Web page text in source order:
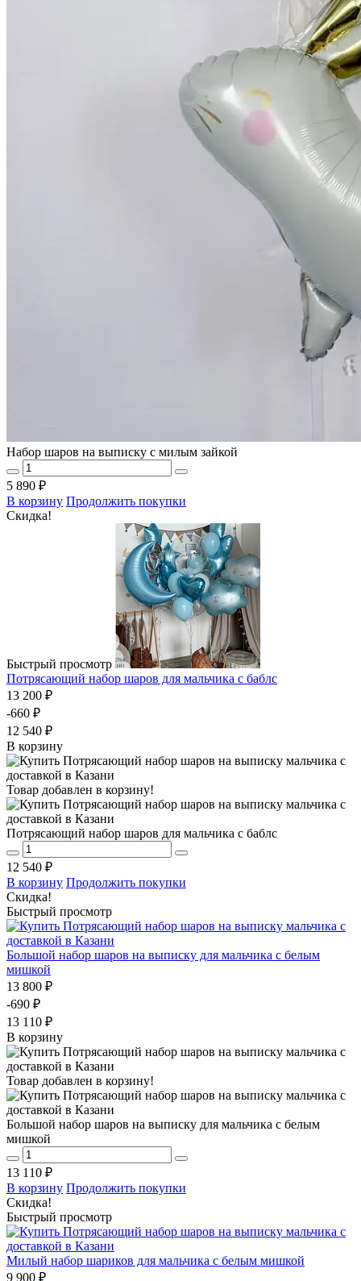
Набор шаров на выписку с милым зайкой
5 890 ₽
В корзину Продолжить покупки
Скидка!
Быстрый просмотр
Потрясающий набор шаров для мальчика с баблс
13 200 ₽
-660 ₽
12 540 ₽
В корзину
Товар добавлен в корзину!
Потрясающий набор шаров для мальчика с баблс
12 540 ₽
В корзину Продолжить покупки
Скидка!
Быстрый просмотр
Большой набор шаров на выписку для мальчика с белым
мишкой
13 800 ₽
-690 ₽
13 110 ₽
В корзину
Товар добавлен в корзину!
Большой набор шаров на выписку для мальчика с белым
мишкой
13 110 ₽
В корзину Продолжить покупки
Скидка!
Быстрый просмотр
Милый набор шариков для мальчика с белым мишкой
9 900 ₽